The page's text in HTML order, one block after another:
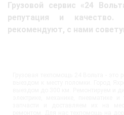
Грузовой сервис «24
репутация и
рекомендуют, с нами